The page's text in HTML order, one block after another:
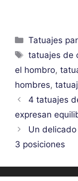
Categorías
Tatuajes
Etiquetas
tatuajes de
el hombro,
hombres,
4 tatuajes
expresan
Un
3 posiciones